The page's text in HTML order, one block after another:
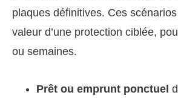
plaques définitives. Ces
valeur d’une protection ciblée,
ou semaines.
Prêt ou emprunt ponctuel